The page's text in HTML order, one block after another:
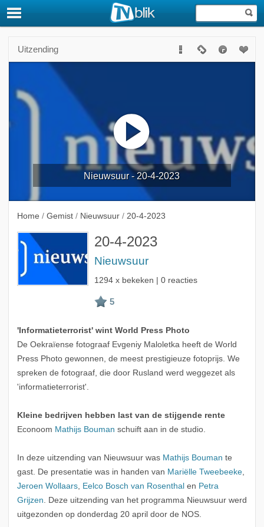
Uitzending
Nieuwsuur - 20-4-2023
Home / Gemist / Nieuwsuur / 20-4-2023
20-4-2023
Nieuwsuur
1294 x bekeken | 0 reacties
'Informatieterrorist' wint World Press Photo
De Oekraïense fotograaf Evgeniy Maloletka heeft de World
Press Photo gewonnen, de meest prestigieuze fotoprijs. We
spreken de fotograaf, die door Rusland werd weggezet als
'informatieterrorist'.
Kleine bedrijven hebben last van de stijgende rente
Econoom Mathijs Bouman schuift aan in de studio.
In deze uitzending van Nieuwsuur was Mathijs Bouman te
gast. De presentatie was in handen van Mariëlle Tweebeeke,
Jeroen Wollaars, Eelco Bosch van Rosenthal en Petra
Grijzen. Deze uitzending van het programma Nieuwsuur werd
uitgezonden op donderdag 20 april door de NOS.